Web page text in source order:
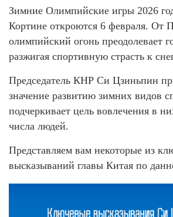
Зимние Олимпийские игры 2026
Кортине откроются 6 февраля. От
олимпийский огонь преодолевает
разжигая спортивную страсть к
Председатель КНР Си Цзиньпин
значение развитию зимних видов
подчеркивает цель вовлечения в
числа людей.
Представляем вам некоторые из
высказываний главы Китая по